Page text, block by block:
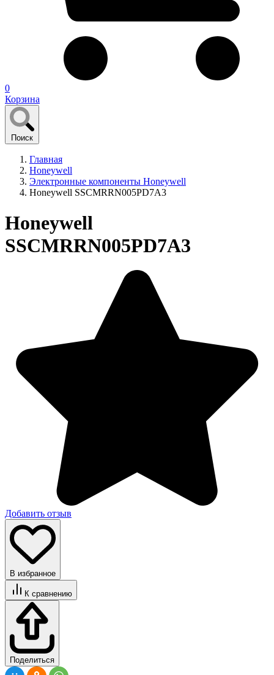
0
Корзина
Поиск
Главная
Honeywell
Электронные компоненты Honeywell
Honeywell SSCMRRN005PD7A3
Honeywell
SSCMRRN005PD7A3
Добавить отзыв
В избранное
К сравнению
Поделиться